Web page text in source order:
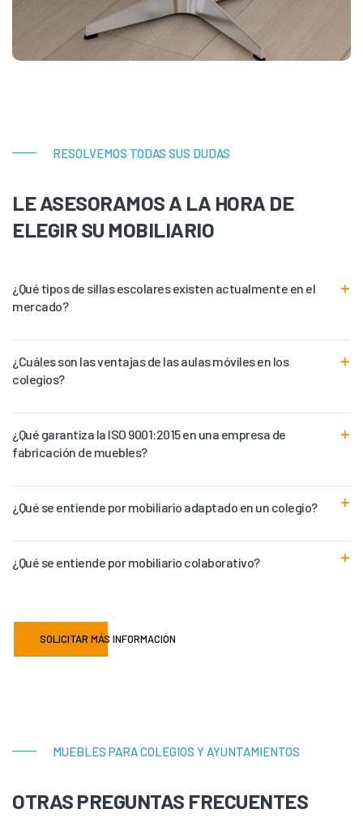
RESOLVEMOS TODAS SUS DUDAS
LE ASESORAMOS A LA HORA DE
ELEGIR SU MOBILIARIO
¿Qué tipos de sillas escolares existen actualmente en el
mercado?
¿Cuáles son las ventajas de las aulas móviles en los
colegios?
¿Qué garantiza la ISO 9001:2015 en una empresa de
fabricación de muebles?
¿Qué se entiende por mobiliario adaptado en un colegio?
¿Qué se entiende por mobiliario colaborativo?
SOLICITAR MÁS INFORMACIÓN
MUEBLES PARA COLEGIOS Y AYUNTAMIENTOS
OTRAS PREGUNTAS FRECUENTES